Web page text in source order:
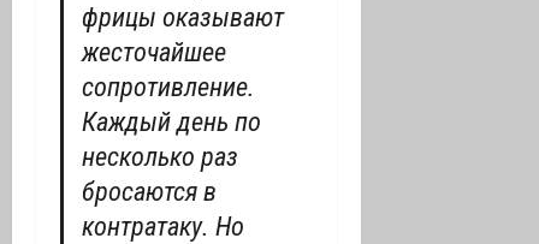
фрицы оказывают
жесточайшее
сопротивление.
Каждый день по
несколько раз
бросаются в
контратаку. Но